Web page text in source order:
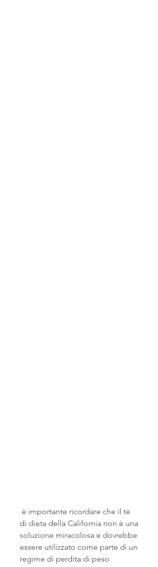
di dieta della California non è una
soluzione miracolosa e dovrebbe
essere utilizzato come parte di un
regime di perdita di peso